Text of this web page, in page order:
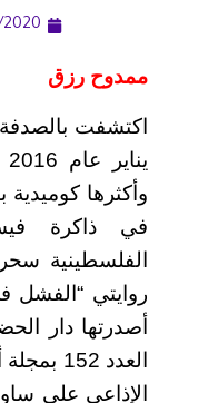
ممدوح رزق
اكتشفت
وأكثرها كوميدية
في ذاكرة
الفلسطينية
روايتي “الفشل
العدد
الإذاعي على